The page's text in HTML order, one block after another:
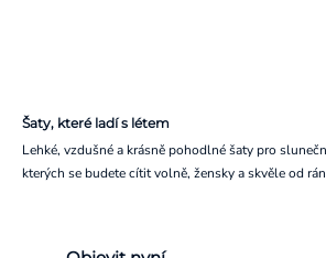
Šaty, které ladí s létem
Lehké, vzdušné a krásně pohodlné šaty pro
kterých se budete cítit volně, žensky a skvěle od